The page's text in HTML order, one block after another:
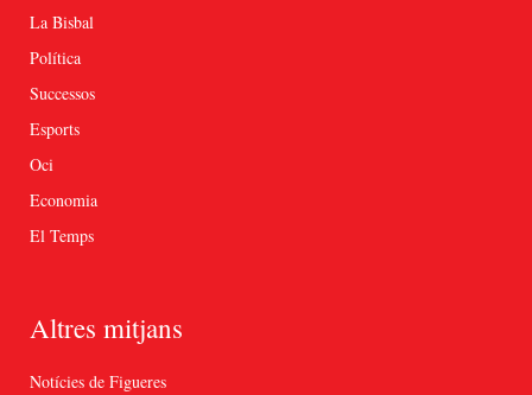
La Bisbal
Política
Successos
Esports
Oci
Economia
El Temps
Altres mitjans
Notícies de Figueres